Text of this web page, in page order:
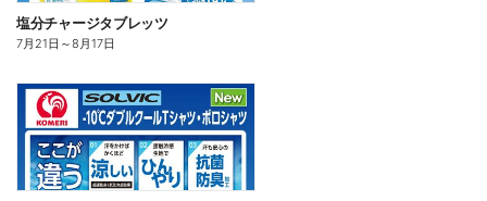
塩分チャージタブレッツ
7月21日 ～8月17日